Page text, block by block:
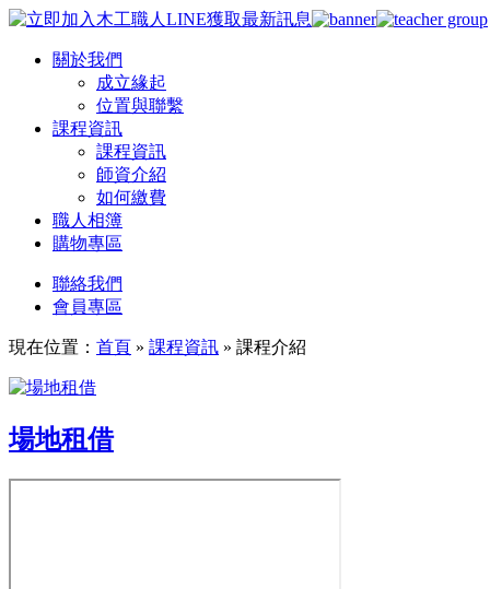
關於我們
成立緣起
位置與聯繫
課程資訊
課程資訊
師資介紹
如何繳費
職人相簿
購物專區
聯絡我們
會員專區
現在位置： 首頁 » 課程資訊 » 課程介紹
場地租借